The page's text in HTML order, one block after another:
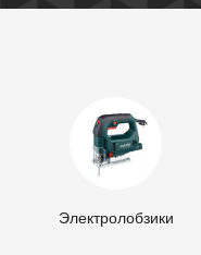
Электролобзики